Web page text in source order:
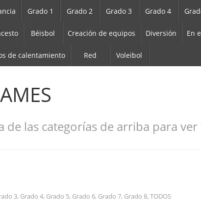
Grado 1 Grado 2 Grado 3 Grado 4
Béisbol Creación de equipos Diversión En
de calentamiento Red Voleibol
de las categorías de arriba para
3, Grado 4, Grado 5, Grado 6, Grado 7, Grado 8, TODOS